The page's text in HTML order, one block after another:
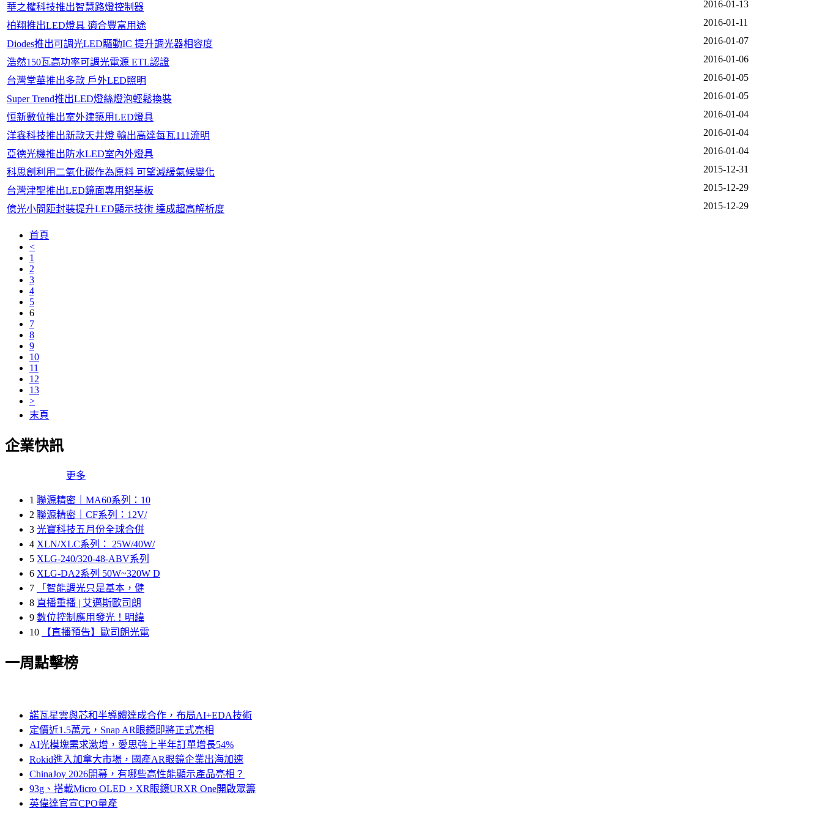
華之權科技推出智慧路燈控制器 2016-01-13
柏翔推出LED燈具 適合豐富用途 2016-01-11
Diodes推出可調光LED驅動IC 提升調光器相容度 2016-01-07
浩然150瓦高功率可調光電源 ETL認證 2016-01-06
台灣堂華推出多款 戶外LED照明 2016-01-05
Super Trend推出LED燈絲燈泡輕鬆換裝 2016-01-05
恒新數位推出室外建築用LED燈具 2016-01-04
洋鑫科技推出新款天井燈 輸出高達每瓦111流明 2016-01-04
亞德光機推出防水LED室內外燈具 2016-01-04
科思創利用二氧化碳作為原料 可望減緩氣候變化 2015-12-31
台灣津聖推出LED鏡面專用鋁基板 2015-12-29
億光小間距封裝提升LED顯示技術 達成超高解析度 2015-12-29
首頁
<
1
2
3
4
5
6
7
8
9
10
11
12
13
>
末頁
企業快訊
更多
1 聯源精密｜MA60系列：10
2 聯源精密｜CF系列：12V/
3 光寶科技五月份全球合併
4 XLN/XLC系列： 25W/40W/
5 XLG-240/320-48-ABV系列
6 XLG-DA2系列 50W~320W D
7
「智能調光只是基本，健
8 直播重播 | 艾邁斯歐司朗
9 數位控制應用發光！明緯
10
【直播預告】歐司朗光電
一周點擊榜
諾瓦星雲與芯和半導體達成合作，布局AI+EDA技術
定價近1.5萬元，Snap AR眼鏡即將正式亮相
AI光模塊需求激增，愛思強上半年訂單增長54%
Rokid進入加拿大市場，國產AR眼鏡企業出海加速
ChinaJoy 2026開幕，有哪些高性能顯示產品亮相？
93g、搭載Micro OLED，XR眼鏡URXR One開啟眾籌
英偉達官宣CPO量產